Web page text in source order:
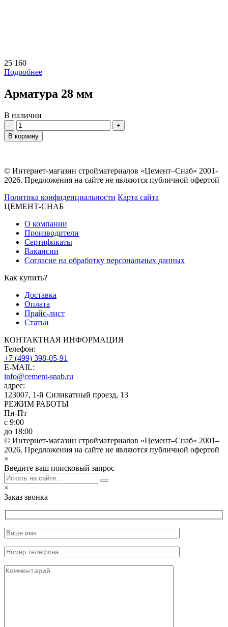
25 160
Подробнее
Арматура 28 мм
В наличии
Количество
В корзину
© Интернет-магазин стройматериалов «Цемент–Снаб» 2001-
2026. Предложения на сайте не являются публичной офертой
Политика конфиденциальности Карта сайта
ЦЕМЕНТ-СНАБ
О компании
Производители
Сертификаты
Вакансии
Согласие на обработку персональных данных
Как купить?
Доставка
Оплата
Прайс-лист
Статьи
КОНТАКТНАЯ ИНФОРМАЦИЯ
Телефон:
+7 (499) 398-05-91
E-MAIL:
info@cement-snab.ru
адрес:
123007, 1-й Силикатный проезд, 13
РЕЖИМ РАБОТЫ
Пн-Пт
с 9:00
до 18:00
© Интернет-магазин стройматериалов «Цемент–Снаб» 2001–
2026. Предложения на сайте не являются публичной офертой
×
Введите ваш поисковый запрос
×
Заказ звонка